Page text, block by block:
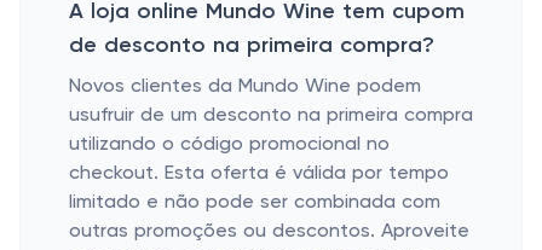
A loja online Mundo Wine tem cupom
de desconto na primeira compra?
Novos clientes da Mundo Wine podem
usufruir de um desconto na primeira compra
utilizando o código promocional no
checkout. Esta oferta é válida por tempo
limitado e não pode ser combinada com
outras promoções ou descontos. Aproveite